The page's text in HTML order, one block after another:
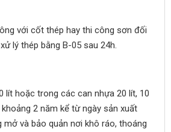
với cốt thép hay thi công sơn đối
lý thép bằng B-05 sau 24h.
lít hoặc trong các can nhựa 20 lít, 10
2 năm kể từ ngày sản xuất
mở và bảo quản nơi khô ráo, thoáng